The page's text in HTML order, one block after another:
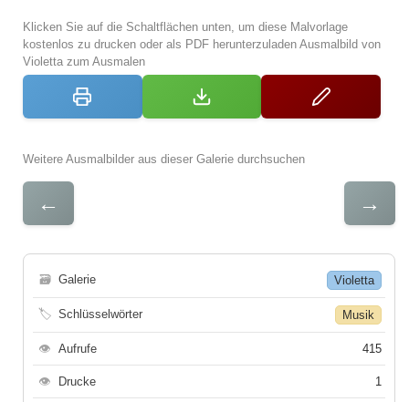
Klicken Sie auf die Schaltflächen unten, um diese Malvorlage
kostenlos zu drucken oder als PDF herunterzuladen Ausmalbild von
Violetta zum Ausmalen
Weitere Ausmalbilder aus dieser Galerie durchsuchen
← →
🗃 Galerie Violetta
🏷 Schlüsselwörter Musik
👁 Aufrufe 415
👁 Drucke 1